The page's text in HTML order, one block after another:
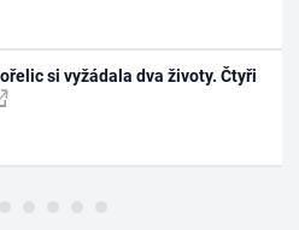
si vyžádala dva životy. Čtyři